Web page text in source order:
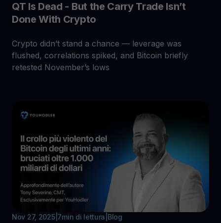
QT Is Dead - But the Carry Trade Isn’t
Done With Crypto
Crypto didn’t stand a chance — leverage was
flushed, correlations spiked, and Bitcoin briefly
retested November’s lows
Nov 27, 2025| 7min di lettura Blog